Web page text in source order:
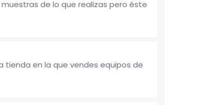
de lo que realizas pero éste
tienda en la que vendes equipos de